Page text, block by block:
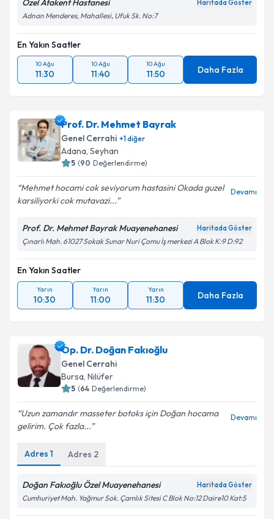
Özel Atakent Hastanesi Haritada Göster
Adnan Menderes, Mahallesi, Ufuk Sk. No:7
En Yakın Saatler
10 Ağu
11:30
10 Ağu
11:40
10 Ağu
11:50 Daha Fazla
Prof. Dr. Mehmet Bayrak
Genel Cerrahi +1diğer
Adana, Seyhan
5 (90 Değerlendirme)
Mehmet hocami cok seviyorum hastasini Okada guzel
karsiliyorki cok mutavazi...
Devamı
Prof. Dr. Mehmet Bayrak Muayenehanesi Haritada Göster
Çınarlı Mah. 61027 Sokak Sunar Nuri Çomu İş merkezi A Blok K:9 D:92
En Yakın Saatler
Yarın
10:30
Yarın
11:00
Yarın
11:30 Daha Fazla
Op. Dr. Doğan Fakıoğlu
Genel Cerrahi
Bursa, Nilüfer
5 (64 Değerlendirme)
Uzun zamandır masseter botoks için Doğan hocama
gelirim. Çok fazla...
Devamı
Adres 1 Adres 2
Doğan Fakıoğlu Özel Muayenehanesi Haritada Göster
Cumhuriyet Mah. Yağmur Sok. Çamlık Sitesi C Blok No:12 Daire10 Kat:5